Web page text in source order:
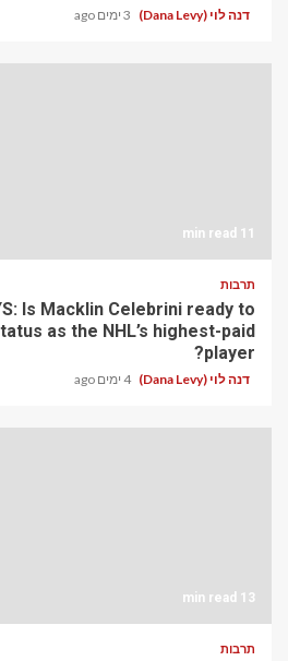
דנה לוי (Dana Levy) 3 ימים ago
11 min read
תרבות
Is Macklin Celebrini ready to
as the NHL’s highest-paid
player?
דנה לוי (Dana Levy) 4 ימים ago
13 min read
תרבות